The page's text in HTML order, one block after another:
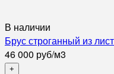
В наличии
Брус строганный из
46 000 руб/м3
+